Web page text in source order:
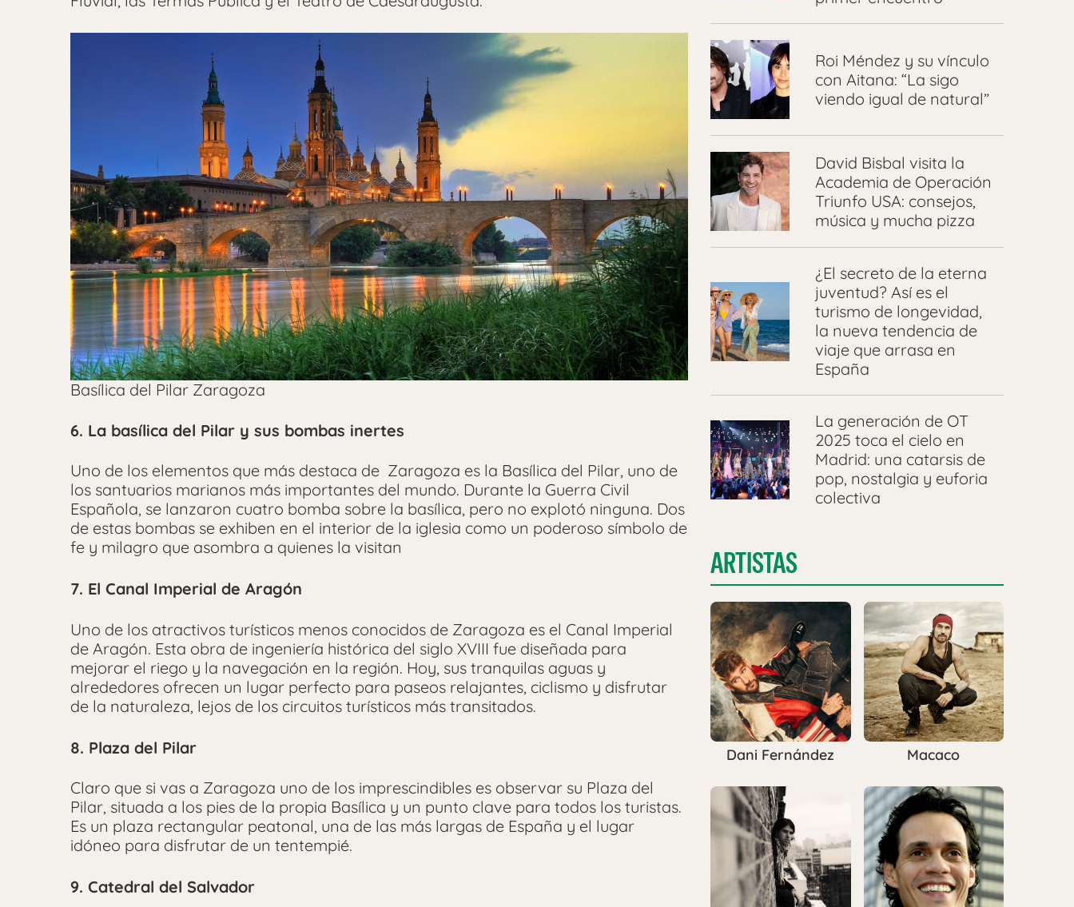
Basílica del Pilar Zaragoza
6. La basílica del Pilar y sus bombas inertes
Uno de los elementos que más destaca de Zaragoza es la Basílica del Pilar, uno de
los santuarios marianos más importantes del mundo. Durante la Guerra Civil
Española, se lanzaron cuatro bomba sobre la basílica, pero no explotó ninguna. Dos
de estas bombas se exhiben en el interior de la iglesia como un poderoso símbolo de
fe y milagro que asombra a quienes la visitan
7. El Canal Imperial de Aragón
Uno de los atractivos turísticos menos conocidos de Zaragoza es el Canal Imperial
de Aragón. Esta obra de ingeniería histórica del siglo XVIII fue diseñada para
mejorar el riego y la navegación en la región. Hoy, sus tranquilas aguas y
alrededores ofrecen un lugar perfecto para paseos relajantes, ciclismo y disfrutar
de la naturaleza, lejos de los circuitos turísticos más transitados.
8. Plaza del Pilar
Claro que si vas a Zaragoza uno de los imprescindibles es observar su Plaza del
Pilar, situada a los pies de la propia Basílica y un punto clave para todos los turistas.
Es un plaza rectangular peatonal, una de las más largas de España y el lugar
idóneo para disfrutar de un tentempié.
9. Catedral del Salvador
Roi Méndez y su vínculo
con Aitana: “La sigo
viendo igual de natural”
David Bisbal visita la
Academia de Operación
Triunfo USA: consejos,
música y mucha pizza
¿El secreto de la eterna
juventud? Así es el
turismo de longevidad,
la nueva tendencia de
viaje que arrasa en
España
La generación de OT
2025 toca el cielo en
Madrid: una catarsis de
pop, nostalgia y euforia
colectiva
ARTISTAS
Dani Fernández Macaco